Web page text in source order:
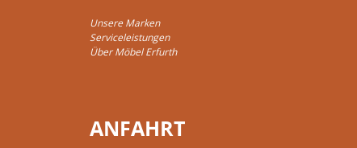
Unsere Marken
Serviceleistungen
Über Möbel Erfurth
ANFAHRT